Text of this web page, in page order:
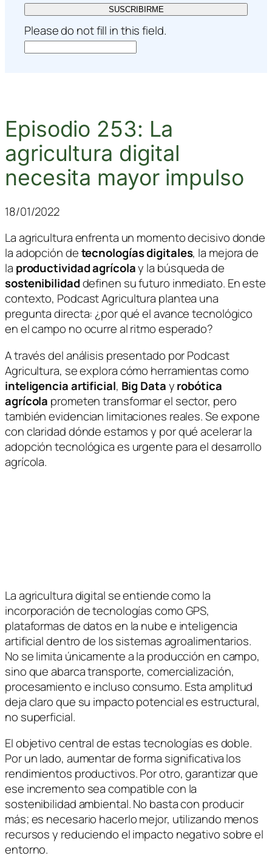
SUSCRIBIRME
Please do not fill in this field.
Episodio 253: La
agricultura digital
necesita mayor impulso
18/01/2022
La agricultura enfrenta un momento decisivo donde
la adopción detecnologías digitales, la mejora de
la productividad agrícolay la búsqueda de
sostenibilidaddefinen su futuro inmediato. En este
contexto, Podcast Agricultura plantea una
pregunta directa: ¿por qué el avance tecnológico
en el campo no ocurre al ritmo esperado?
A través del análisis presentado porPodcast
Agricultura, se explora cómo herramientas como
inteligencia artificial, Big Datayrobótica
agrícola prometen transformar el sector, pero
también evidencian limitaciones reales. Se expone
con claridad dónde estamos y por qué acelerar la
adopción tecnológica es urgente para el desarrollo
agrícola.
La agricultura digital se entiende como la
incorporación de tecnologías como GPS,
plataformas de datos en la nube e inteligencia
artificial dentro de los sistemas agroalimentarios.
No se limita únicamente a la producción en campo,
sino que abarca transporte, comercialización,
procesamiento e incluso consumo. Esta amplitud
deja claro que su impacto potencial es estructural,
no superficial.
El objetivo central de estas tecnologías es doble.
Por un lado, aumentar de forma significativa los
rendimientos productivos. Por otro, garantizar que
ese incremento sea compatible con la
sostenibilidad ambiental. No basta con producir
más; es necesario hacerlo mejor, utilizando menos
recursos y reduciendo el impacto negativo sobre el
entorno.